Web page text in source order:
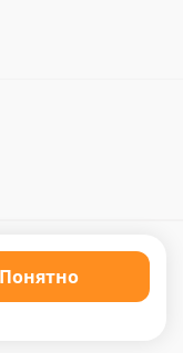
может меняться.
Понятно